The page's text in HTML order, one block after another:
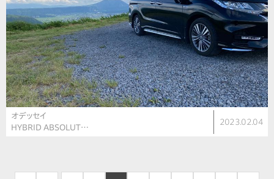
オデッセイ
HYBRID ABSOLUT…
2023.02.04